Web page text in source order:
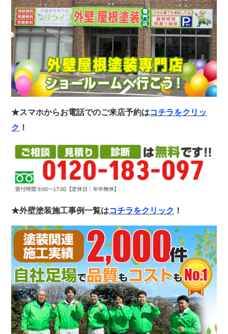
★スマホからお電話でのご来店予約はコチラをクリッ
ク ！
★外壁塗装施工事例一覧はコチラをクリック ！